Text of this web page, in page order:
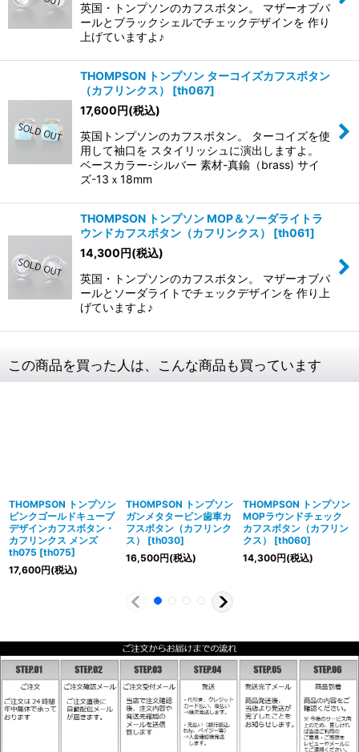
英国・トンプソンのカフスボタン。 マザーオブパ
ールとブラックシェルでチェックデザインを 作り
上げていますよ♪
THOMPSON トンプソン ターコイズカフスボタン
（カフリンクス）
[th067]
17,600円(税込)
英国トンプソンのカフスボタン。 ターコイズを使
用して袖口を スタイリッシュに演出しますよ。
ベースカラー-シルバー 素材-真鍮（brass) サイ
ズ-13ｘ18mm
THOMPSON トンプソン MOP＆ソーダライトラ
ウンドカフスボタン（カフリンクス）
[th061]
14,300円(税込)
英国・トンプソンのカフスボタン。 マザーオブパ
ールとソーダライトでチェックデザインを 作り上
げていますよ♪
この商品を買った人は、こんな商品も買っています
THOMPSON トンプソン
ピンクゴールドキューブ
デザインカフスボタン・
カフリンクス メンズ
th075 [th075]
17,600円(税込)
THOMPSON トンプソン
ガンメタタービン歯車カ
フスボタン（カフリンク
ス）
[th030]
16,500円(税込)
THOMPSON トンプソン
MOPラウンドチェック
カフスボタン（カフリン
クス）
[th060]
14,300円(税込)